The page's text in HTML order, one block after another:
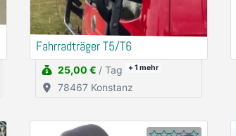
Fahrradträger T5/T6
25,00 € / Tag + 1mehr
78467 Konstanz